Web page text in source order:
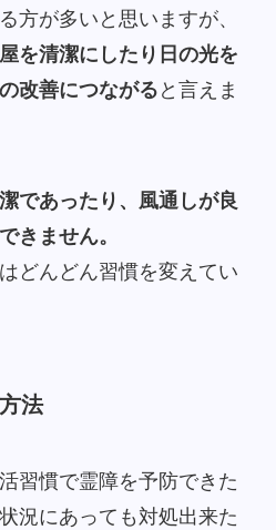
方が多いと思いますが、
を清潔にしたり日の光を
改善につながる と言えま
であったり、風通しが良
きません。
どんどん習慣を変えてい
法
習慣で霊障を予防できた
況にあっても対処出来た